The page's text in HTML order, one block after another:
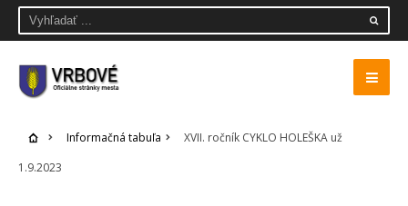
Informačná tabuľa
XVII. ročník CYKLO HOLEŠKA už
1.9.2023